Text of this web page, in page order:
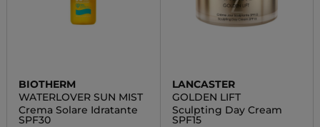
BIOTHERM
WATERLOVER SUN MIST
Crema Solare Idratante
SPF30
LANCASTER
GOLDEN LIFT
Sculpting Day Cream
SPF15